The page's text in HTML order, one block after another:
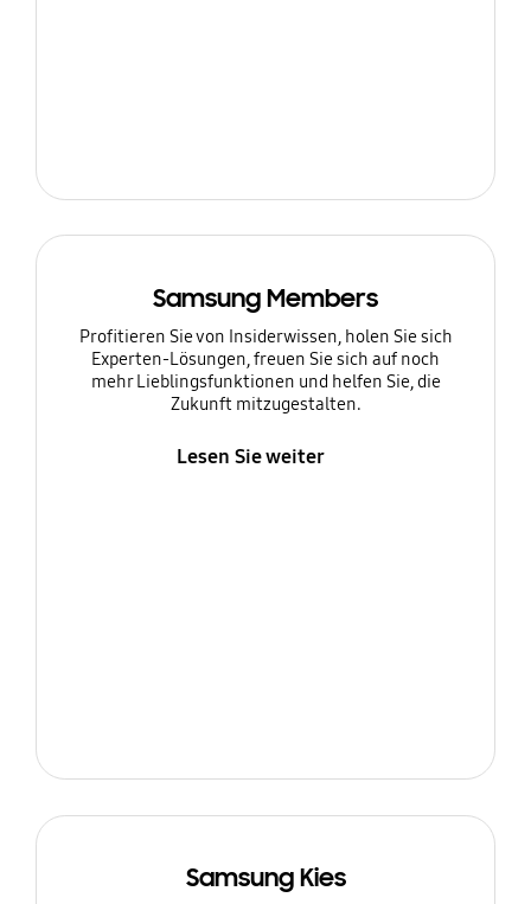
Samsung Members
Profitieren Sie von Insiderwissen, holen Sie sich
Experten-Lösungen, freuen Sie sich auf noch
mehr Lieblingsfunktionen und helfen Sie, die
Zukunft mitzugestalten.
Lesen Sie weiter
Samsung Kies